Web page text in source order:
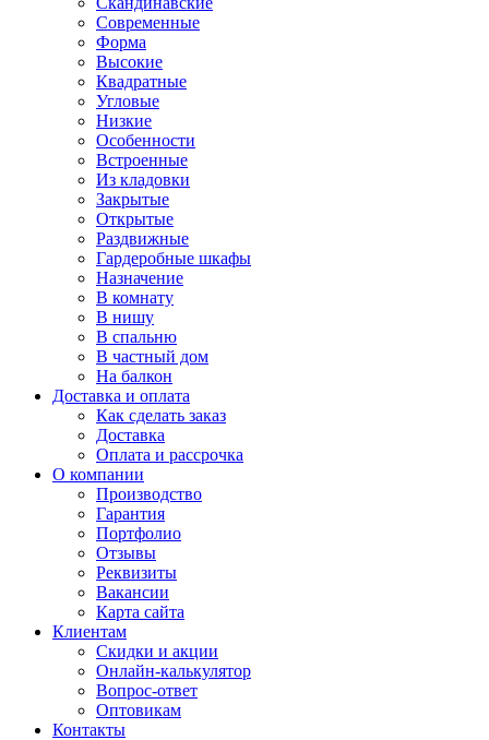
Современные
Форма
Высокие
Квадратные
Угловые
Низкие
Особенности
Встроенные
Из кладовки
Закрытые
Открытые
Раздвижные
Гардеробные шкафы
Назначение
В комнату
В нишу
В спальню
В частный дом
На балкон
Доставка и оплата
Как сделать заказ
Доставка
Оплата и рассрочка
О компании
Производство
Гарантия
Портфолио
Отзывы
Реквизиты
Вакансии
Карта сайта
Клиентам
Скидки и акции
Онлайн-калькулятор
Вопрос-ответ
Оптовикам
Контакты